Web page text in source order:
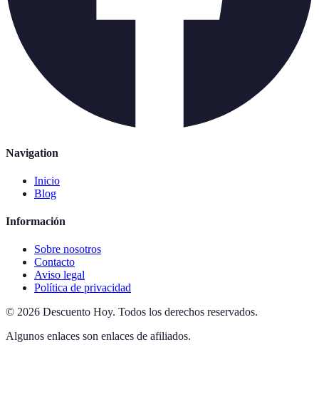
Navigation
Inicio
Blog
Información
Sobre nosotros
Contacto
Aviso legal
Política de privacidad
© 2026 Descuento Hoy. Todos los derechos reservados.
Algunos enlaces son enlaces de afiliados.